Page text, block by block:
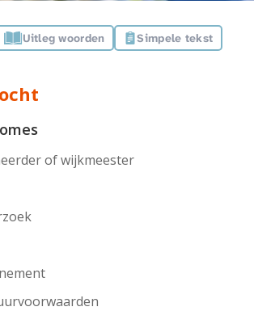
Uitleg woorden Simpele tekst
of wijkmeester